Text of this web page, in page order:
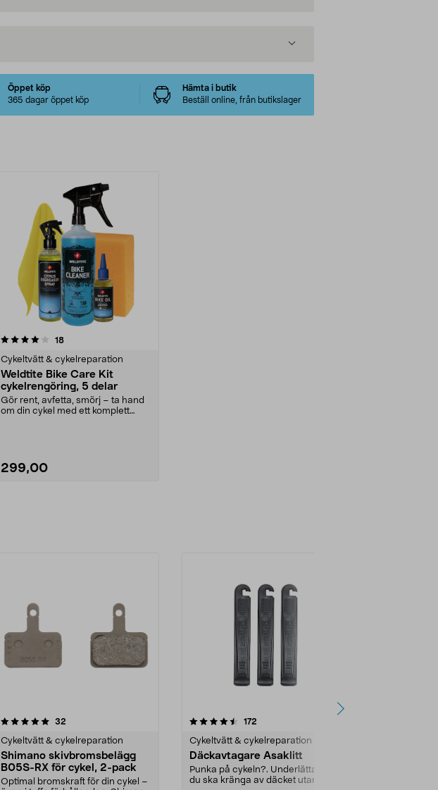
Öppet köp
365 dagar öppet köp
Hämta i butik
Beställ online, från butikslager
18recensioner
Cykeltvätt & cykelreparation
Weldtite Bike Care Kit
cykelrengöring, 5 delar
Gör rent, avfetta, smörj – ta hand
om din cykel med ett komplett
299,00
32
Cykeltvätt & cykelreparation
Shimano skivbromsbelägg
B05S-RX för cykel, 2-pack
Optimal bromskraft för din cykel –
4.5 av 5 stjärnor 172
Cykeltvätt & cykelreparation
Däckavtagare Asaklitt
Punka på cykeln?. Underlättar när
du ska kränga av däcket utan att
4.0 av 5 stjärnor